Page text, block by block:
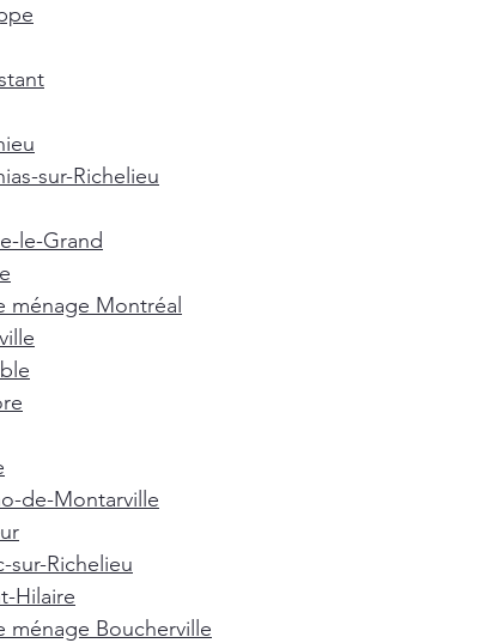
sur-Richelieu
le-Grand
ménage Montréal
de-Montarville
sur-Richelieu
Hilaire
ménage Boucherville